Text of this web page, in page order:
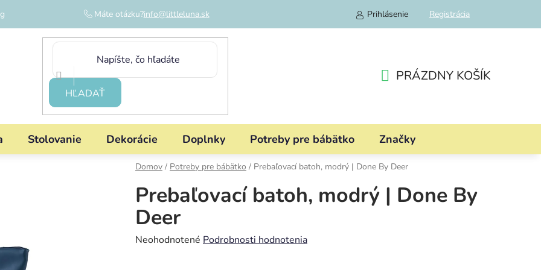
Máte otázku?info@littleluna.sk Prihlásenie Registrácia
HĽADAŤ
KOŠÍK
PRÁZDNY KOŠÍK
Stolovanie Dekorácie Doplnky Potreby pre bábätko Značky
Domov / Potreby pre bábätko / Prebaľovací batoh, modrý | Done By Deer
Prebaľovací batoh, modrý | Done By
Deer
Priemerné
Neohodnotené Podrobnosti hodnotenia